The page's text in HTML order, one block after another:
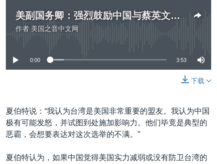
美副国务卿：强烈鼓励中国与蔡英文接触
作者 美国之音中文网
0:00 3:53
下载
夏伯特说：“我认为台湾是美国非常重要的盟友。我认为中国
极有可能发怒，并试图到处施加影响力。他们毕竟是典型的
恶霸，会想要表达对这次选举的不满。”
夏伯特认为，如果中国觉得美国实力减弱或没有防卫台湾的